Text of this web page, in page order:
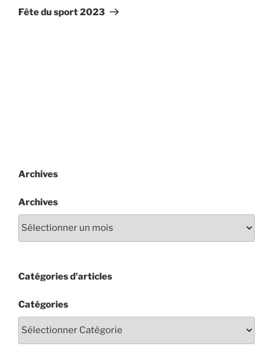
suivant
Fête du sport 2023
Archives
Archives
Catégories d'articles
Catégories